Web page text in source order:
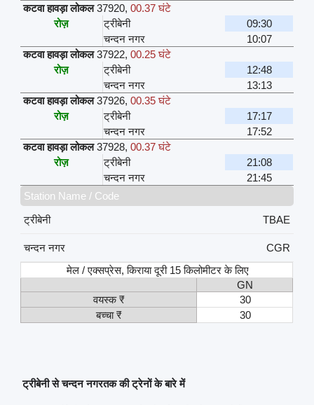
कटवा हावड़ा लोकल 37920,00.37 घंटे
रोज़
ट्रीबेनी
09:30
चन्दन नगर
10:07
कटवा हावड़ा लोकल 37922,00.25 घंटे
रोज़
ट्रीबेनी
12:48
चन्दन नगर
13:13
कटवा हावड़ा लोकल 37926,00.35 घंटे
रोज़
ट्रीबेनी
17:17
चन्दन नगर
17:52
कटवा हावड़ा लोकल 37928,00.37 घंटे
रोज़
ट्रीबेनी
21:08
चन्दन नगर
21:45
Station Name / Code
ट्रीबेनी
TBAE
चन्दन नगर
CGR
मेल / एक्सप्रेस, किराया दूरी 15 किलोमीटर के लिए
GN
वयस्क ₹
30
बच्चा ₹
30
ट्रीबेनी से चन्दन नगरतक की ट्रेनों के बारे में